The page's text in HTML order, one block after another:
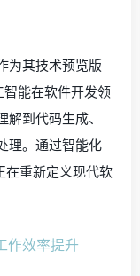
为其技术预览版
能在软件开发领
到代码生成、
理。通过智能化
在重新定义现代软